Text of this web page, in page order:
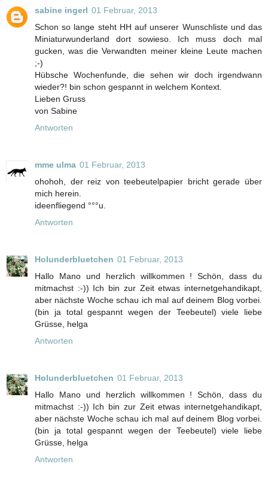
sabine ingerl 01 Februar, 2013
Schon so lange steht HH auf unserer Wunschliste und das
Miniaturwunderland dort sowieso. Ich muss doch mal
gucken, was die Verwandten meiner kleine Leute machen
;-)
Hübsche Wochenfunde, die sehen wir doch irgendwann
wieder?! bin schon gespannt in welchem Kontext.
Lieben Gruss
von Sabine
Antworten
mme ulma 01 Februar, 2013
ohohoh, der reiz von teebeutelpapier bricht gerade über
mich herein.
ideenfliegend °°°u.
Antworten
Holunderbluetchen 01 Februar, 2013
Hallo Mano und herzlich willkommen ! Schön, dass du
mitmachst :-)) Ich bin zur Zeit etwas internetgehandikapt,
aber nächste Woche schau ich mal auf deinem Blog vorbei.
(bin ja total gespannt wegen der Teebeutel) viele liebe
Grüsse, helga
Antworten
Holunderbluetchen 01 Februar, 2013
Hallo Mano und herzlich willkommen ! Schön, dass du
mitmachst :-)) Ich bin zur Zeit etwas internetgehandikapt,
aber nächste Woche schau ich mal auf deinem Blog vorbei.
(bin ja total gespannt wegen der Teebeutel) viele liebe
Grüsse, helga
Antworten